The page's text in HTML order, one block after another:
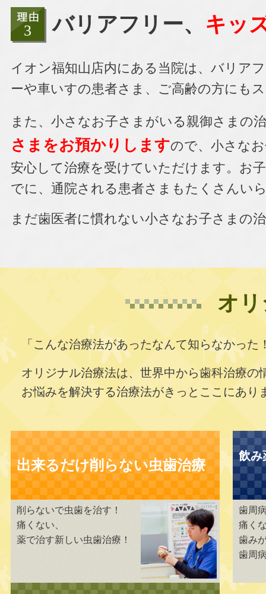
バリアフリー、 キッ
イオン福知山店内にある当院は、バリア
ーや車いすの患者さま、ご高齢の方にも
また、 小さなお子さまがいる親御さまの
さまをお預かりしますので、小さな
安心して治療を受けていただけます。お
でに、通院される患者さまもたくさんい
まだ歯医者に慣れない小さなお子さまの
オ
「こんな治療法があったなんて知らなかっ
オリジナル治療法は、世界中から歯科治療
お悩みを解決する治療法がきっとここにあり
出来るだけ削らない虫歯治療
削らないで虫歯を治す！
痛くない、
薬で治す新しい虫歯治療！
飲み
歯周
痛く
歯み
歯周